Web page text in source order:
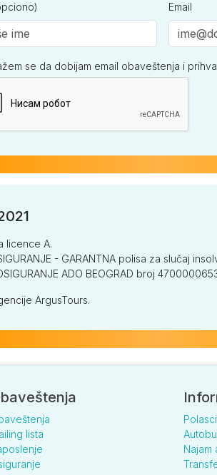
Email
se da dobijam email obaveštenja i
licence A.
- GARANTNA polisa za slučaj
ADO BEOGRAD broj
ArgusTours.
lista
Polasci
Najam